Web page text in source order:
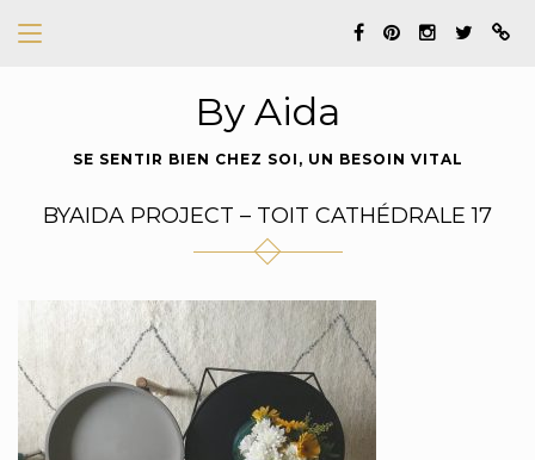
By Aida
SE SENTIR BIEN CHEZ SOI, UN BESOIN VITAL
BYAIDA PROJECT – TOIT CATHÉDRALE 17